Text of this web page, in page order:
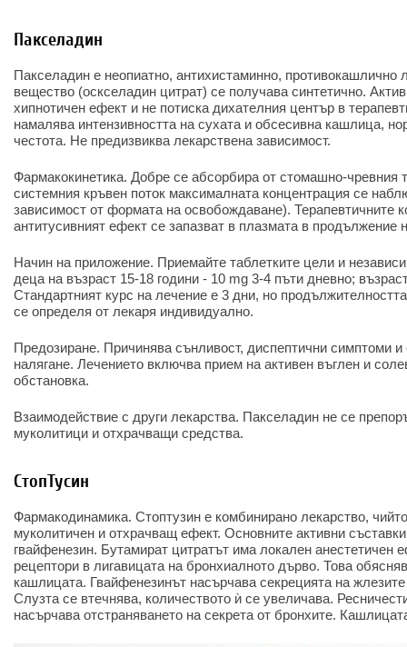
Пакселадин
Пакселадин е неопиатно, антихистаминно, противокашлично
вещество (оскселадин цитрат) се получава синтетично.
хипнотичен ефект и не потиска дихателния център в
намалява интензивността на сухата и обсесивна кашлица,
честота. Не предизвиква лекарствена зависимост.
Фармакокинетика. Добре се абсорбира от стомашно-чревния
системния кръвен поток максималната концентрация се
зависимост от формата на освобождаване). Терапевтичните
антитусивният ефект се запазват в плазмата в продължение
Начин на приложение. Приемайте таблетките цели и
деца на възраст 15-18 години - 10 mg 3-4 пъти дневно;
Стандартният курс на лечение е 3 дни, но
се определя от лекаря индивидуално.
Предозиране. Причинява сънливост, диспептични симптоми и
налягане. Лечението включва прием на активен въглен и
обстановка.
Взаимодействие с други лекарства. Пакселадин не се
муколитици и отхрачващи средства.
СтопТусин
Фармакодинамика. Стоптузин е комбинирано лекарство,
муколитичен и отхрачващ ефект. Основните активни
гвайфенезин. Бутамират цитратът има локален анестетичен
рецептори в лигавицата на бронхиалното дърво. Това
кашлицата. Гвайфенезинът насърчава секрецията на
Слузта се втечнява, количеството ѝ се увеличава.
насърчава отстраняването на секрета от бронхите.